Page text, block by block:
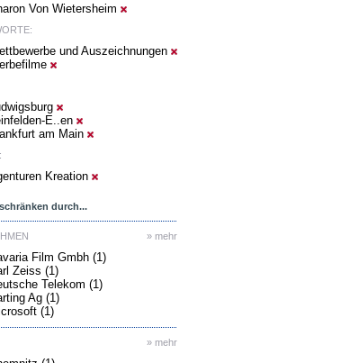
Von Wietersheim
und Auszeichnungen
E..en
am Main
Kreation
durch...
» mehr
Film Gmbh (1)
Zeiss (1)
Telekom (1)
Ag (1)
(1)
» mehr